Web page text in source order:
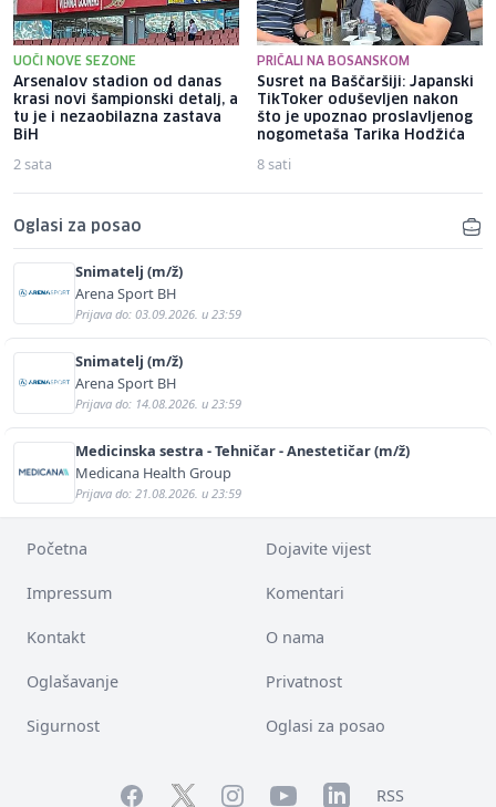
UOČI NOVE SEZONE
Arsenalov stadion od danas
krasi novi šampionski detalj, a
tu je i nezaobilazna zastava
BiH
2 sata
PRIČALI NA BOSANSKOM
Susret na Baščaršiji: Japanski
TikToker oduševljen nakon
što je upoznao proslavljenog
nogometaša Tarika Hodžića
8 sati
Oglasi za posao
Snimatelj (m/ž)
Arena Sport BH
Prijava do: 03.09.2026. u 23:59
Snimatelj (m/ž)
Arena Sport BH
Prijava do: 14.08.2026. u 23:59
Medicinska sestra - Tehničar - Anestetičar (m/ž)
Medicana Health Group
Prijava do: 21.08.2026. u 23:59
Početna Dojavite vijest
Impressum Komentari
Kontakt O nama
Oglašavanje Privatnost
Sigurnost Oglasi za posao
FacebookTwitterInstagramYouTubeLinkedInRSS